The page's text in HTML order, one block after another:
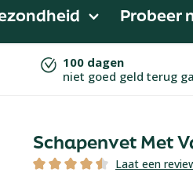
Probeer
100 dagen
niet goed geld terug
Schapenvet Met
Laat een